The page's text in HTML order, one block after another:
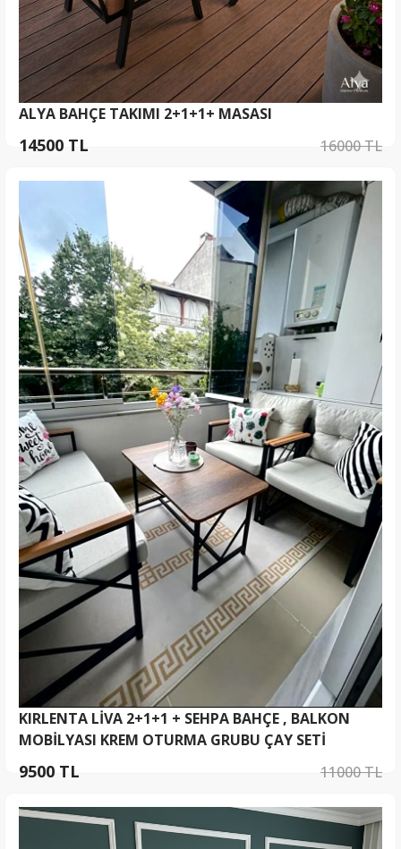
ALYA BAHÇE TAKIMI 2+1+1+ MASASI
16000 TL
14500 TL
KIRLENTA LİVA 2+1+1 + SEHPA BAHÇE , BALKON
MOBİLYASI KREM OTURMA GRUBU ÇAY SETİ
11000 TL
9500 TL